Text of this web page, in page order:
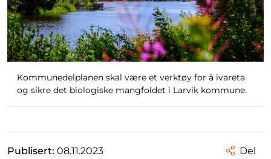
Kommunedelplanen skal være et verktøy for å ivareta
og sikre det biologiske mangfoldet i Larvik kommune.
Publisert: 08.11.2023
Del